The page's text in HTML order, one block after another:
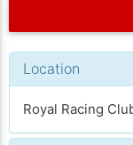
Location
Royal Racing